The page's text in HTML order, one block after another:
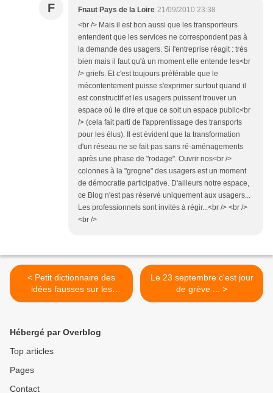
F Fnaut Pays de la Loire 21/09/2010 23:38
<br /> Mais il est bon aussi que les transporteurs
entendent que les services ne correspondent pas à
la demande des usagers. Si l'entreprise réagit : très
bien mais il faut qu'à un moment elle entende les<br
/> griefs. Et c'est toujours préférable que le
mécontentement puisse s'exprimer surtout quand il
est constructif et les usagers puissent trouver un
espace où le dire et que ce soit un espace public<br
/> (cela fait parti de l'apprentissage des transports
pour les élus). Il est évident que la transformation
d'un réseau ne se fait pas sans ré-aménagements
après une phase de "rodage". Ouvrir nos<br />
colonnes à la "grogne" des usagers est un moment
de démocratie participative. D'ailleurs notre espace,
ce Blog n'est pas réservé uniquement aux usagers...
Les professionnels sont invités à régir...<br /> <br />
<br />
< Petit dictionnaire des
idées fausses sur les
déplacements présenté par
Le 23 septembre c'est jour
de grève ... >
Hébergé par Overblog
Top articles
Pages
Contact